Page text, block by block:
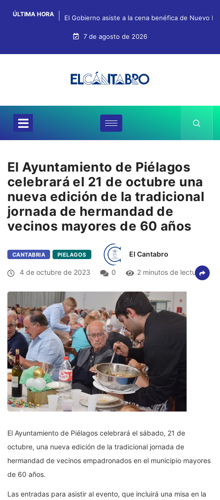
ÚLTIMA HORA El Gobierno asiste a la cena benéfica de Nuevo
7 de agosto de 2026
El Ayuntamiento de Piélagos
celebrará el 21 de octubre una
nueva edición de la tradicional
jornada de hermandad de
vecinos mayores de 60 años
CANTABRIA PIELAGOS El Cantabro
4 de octubre de 2023 0 2 minutos de lectura
El Ayuntamiento de Piélagos celebrará el sábado, 21 de
octubre, una nueva edición de la tradicional jornada de
hermandad de vecinos empadronados en el municipio mayores
de 60 años.
Las entradas para asistir al evento, que incluirá una misa en la